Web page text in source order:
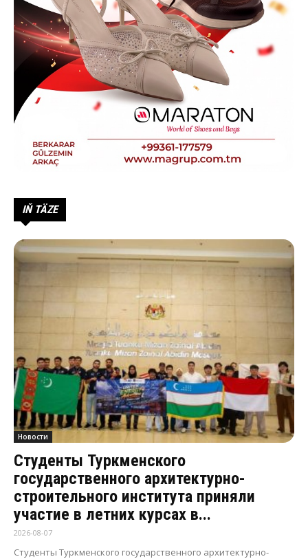
IŇ TÄZE
Новости
Студенты Туркменского
государственного архитектурно-
строительного института приняли
участие в летних курсах в...
2026-08-07
Студенты Туркменского государственного архитектурно-